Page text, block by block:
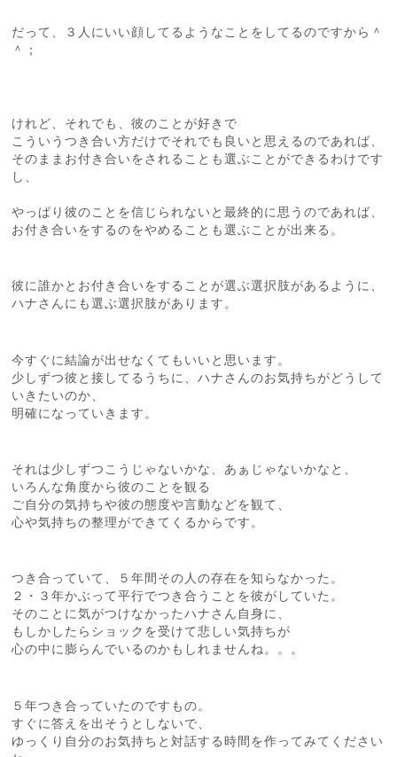
だって、３人にいい顔してるようなことをしてるのですから＾
＾；
けれど、それでも、彼のことが好きで
こういうつき合い方だけでそれでも良いと思えるのであれば、
そのままお付き合いをされることも選ぶことができるわけです
し、
やっぱり彼のことを信じられないと最終的に思うのであれば、
お付き合いをするのをやめることも選ぶことが出来る。
彼に誰かとお付き合いをすることが選ぶ選択肢があるように、
ハナさんにも選ぶ選択肢があります。
今すぐに結論が出せなくてもいいと思います。
少しずつ彼と接してるうちに、ハナさんのお気持ちがどうして
いきたいのか、
明確になっていきます。
それは少しずつこうじゃないかな、あぁじゃないかなと、
いろんな角度から彼のことを観る
ご自分の気持ちや彼の態度や言動などを観て、
心や気持ちの整理ができてくるからです。
つき合っていて、５年間その人の存在を知らなかった。
２・３年かぶって平行でつき合うことを彼がしていた。
そのことに気がつけなかったハナさん自身に、
もしかしたらショックを受けて悲しい気持ちが
心の中に膨らんでいるのかもしれませんね。。。
５年つき合っていたのですもの。
すぐに答えを出そうとしないで、
ゆっくり自分のお気持ちと対話する時間を作ってみてください